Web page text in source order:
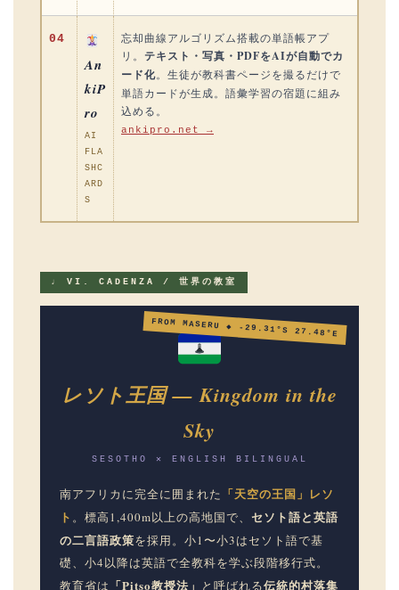
04
An
kiP
ro
AI
FLA
SHC
ARD
S
忘却曲線アルゴリズム搭載の単語帳アプ
リ。 テキスト・写真・PDFをAIが自動でカ
ード化。生徒が教科書ページを撮るだけで
単語カードが生成。語彙学習の宿題に組み
込める。
ankipro.net →
♩ VI. CADENZA / 世界の教室
FROM MASERU ◆ -29.31°S 27.48°E
レソト王国 — Kingdom in the
Sky
SESOTHO ✕ ENGLISH BILINGUAL
南アフリカに完全に囲まれた 「天空の王国」レソ
ト 。標高1,400m以上の高地国で、 セソト語と英語
の二言語政策を採用。小1〜小3はセソト語で基
礎、小4以降は英語で全教科を学ぶ段階移行式。
教育省は 「Pitso教授法」 と呼ばれる伝統的村落集